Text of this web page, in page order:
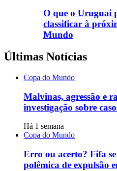
O que o Uruguai
classificar à
Mundo
Últimas Notícias
Copa do Mundo
Malvinas, agressão e
investigação sobre
Há 1 semana
Copa do Mundo
Erro ou acerto? Fifa
polêmica de expulsão